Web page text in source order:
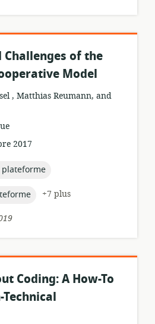
of the
Model
, Matthias Reumann, and
2017
plateforme
+7 plus
Coding: A How-To